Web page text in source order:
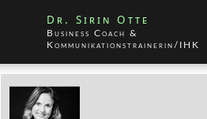
Dr. Sirin Otte
Business Coach &
Kommunikationstrainerin/IHK